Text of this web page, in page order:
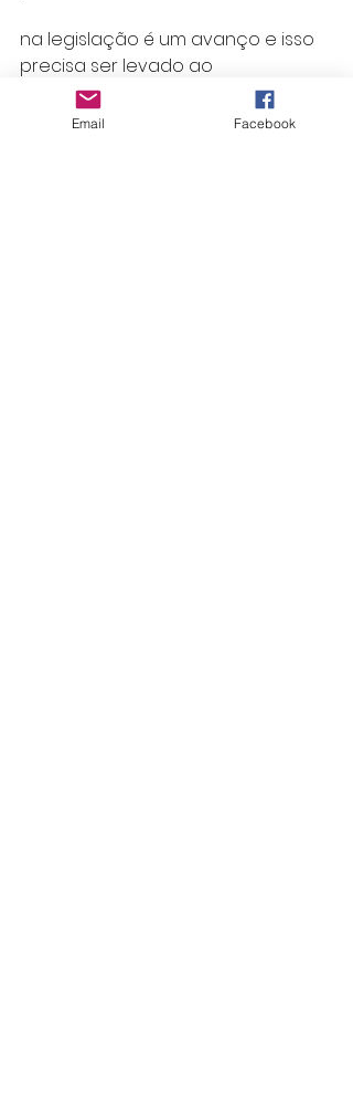
na legislação é um avanço e isso
precisa ser levado ao
conhecimento de todos.
O importante é que possamos
Email Facebook